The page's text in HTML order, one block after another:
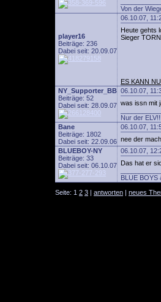
Von der
player16
Beiträge: 236
Dabei seit: 20.09.07
06.10.07,
Heute gehts
Sieger
ES KANN
NY_Supporter_BB
Beiträge: 52
Dabei seit: 28.09.07
06.10.07,
was issn mit
Nur der
Bane
Beiträge: 1802
Dabei seit: 22.09.06
06.10.07,
nee der
BLUEBOY-NY
Beiträge: 33
Dabei seit: 06.10.07
06.10.07,
Das hat er
BLUE BOYS
Seite: 1 2 3 | antworten | neues